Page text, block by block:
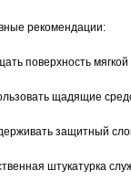
рекомендации:
поверхность
щадящие
защитный
штукатурка